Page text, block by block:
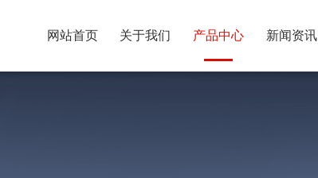
网站首页 关于我们 产品中心 新闻资讯